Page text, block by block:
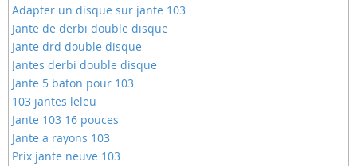
Adapter un disque sur jante 103
Jante de derbi double disque
Jante drd double disque
Jantes derbi double disque
Jante 5 baton pour 103
103 jantes leleu
Jante 103 16 pouces
Jante a rayons 103
Prix jante neuve 103